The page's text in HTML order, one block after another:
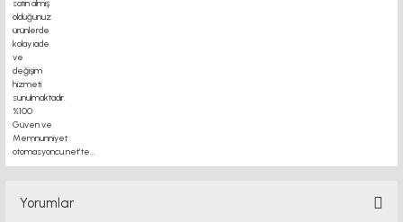
dc motor
motor kaplin fiyatları, sigma profil, 3d yazıcı, kremayer dişli, 45x45 sigma profil,
delta haberleşme kablosu, delta plc fiyat, konveyör
Yorumlar